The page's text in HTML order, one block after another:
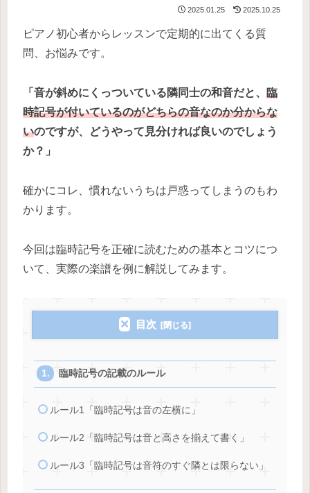
2025.01.25 2025.10.25
ピアノ初心者からレッスンで定期的に出てくる質
問、お悩みです。
「音が斜めにくっついている隣同士の和音だと、 臨
時記号が付いているのがどちらの音なのか分からな
いのですが、どうやって見分ければ良いのでしょう
か？」
確かにコレ、慣れないうちは戸惑ってしまうのもわ
かります。
今回は臨時記号を正確に読むための基本とコツにつ
いて、実際の楽譜を例に解説してみます。
目次
臨時記号の記載のルール
ルール1「臨時記号は音の左横に」
ルール2「臨時記号は音と高さを揃えて書く」
ルール3「臨時記号は音符のすぐ隣とは限らない」